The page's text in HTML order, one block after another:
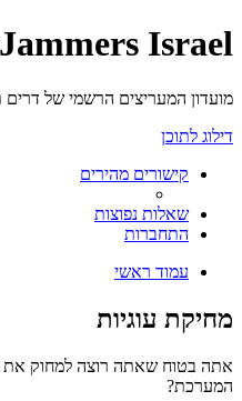
Israel
מועדון המעריצים הרשמי של
דילוג לתוכן
קישורים מהירים
שאלות נפוצות
התחברות
עמוד ראשי
מחיקת עוגיות
אתה בטוח שאתה רוצה למחוק את
המערכת?